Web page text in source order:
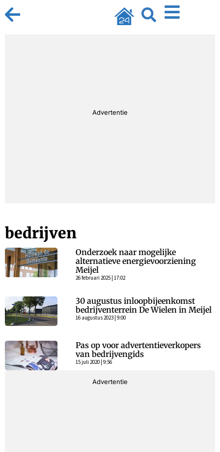
Advertentie
bedrijven
Onderzoek naar mogelijke
alternatieve energievoorziening
Meijel
26 februari 2025 | 17:02
30 augustus inloopbijeenkomst
bedrijventerrein De Wielen in Meijel
16 augustus 2023 | 9:00
Pas op voor advertentieverkopers
van bedrijvengids
15 juli 2020 | 9:56
Advertentie